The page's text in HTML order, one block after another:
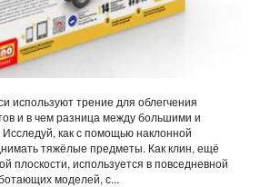
используют трение для облегчения
и в чем разница между большими и
как с помощью наклонной
тяжёлые предметы. Как клин, ещё
плоскости, используется в повседневной
моделей, с...